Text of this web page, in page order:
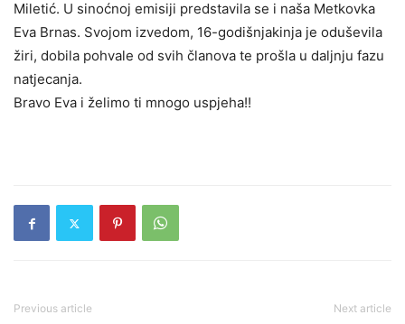
Miletić. U sinoćnoj emisiji predstavila se i naša Metkovka
Eva Brnas. Svojom izvedom, 16-godišnjakinja je oduševila
žiri, dobila pohvale od svih članova te prošla u daljnju fazu
natjecanja.
Bravo Eva i želimo ti mnogo uspjeha!!
Previous article Next article